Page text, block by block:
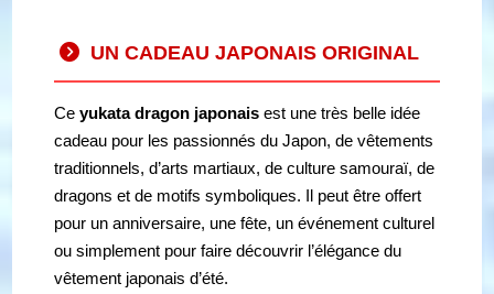
UN CADEAU JAPONAIS ORIGINAL
Ceyukata dragon japonais est une très belle idée
cadeau pour les passionnés du Japon, de vêtements
traditionnels, d’arts martiaux, de culture samouraï, de
dragons et de motifs symboliques. Il peut être offert
pour un anniversaire, une fête, un événement culturel
ou simplement pour faire découvrir l’élégance du
vêtement japonais d’été.